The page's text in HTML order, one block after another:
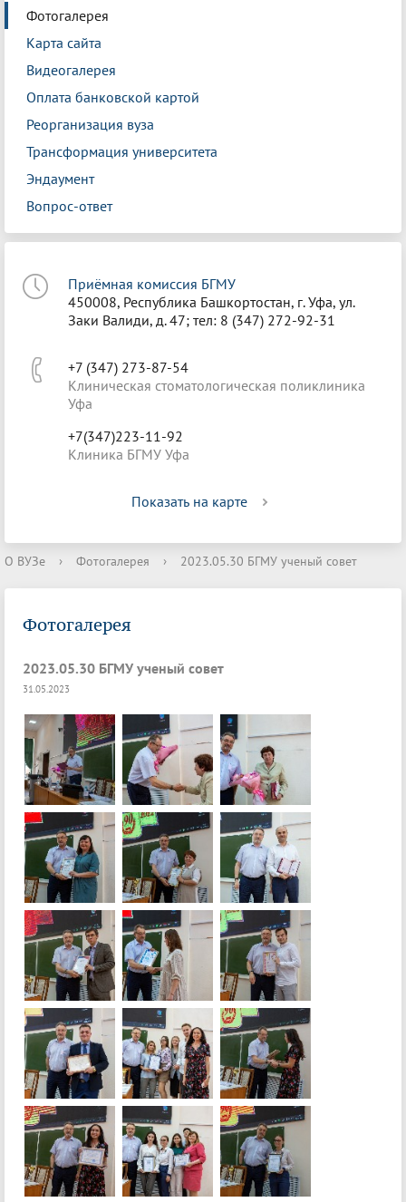
Фотогалерея
Карта сайта
Видеогалерея
Оплата банковской картой
Реорганизация вуза
Трансформация университета
Эндаумент
Вопрос-ответ
Приёмная комиссия БГМУ
450008, Республика Башкортостан, г. Уфа, ул.
Заки Валиди, д. 47; тел: 8 (347) 272-92-31
+7 (347) 273-87-54
Клиническая стоматологическая поликлиника
Уфа
+7(347)223-11-92
Клиника БГМУ Уфа
Показать на карте
О ВУЗе › Фотогалерея › 2023.05.30 БГМУ ученый совет
Фотогалерея
2023.05.30 БГМУ ученый совет
31.05.2023